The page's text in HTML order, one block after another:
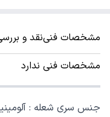
مشخصات فنینقد و
مشخصات فنی ندارد
جنس سری شعله :